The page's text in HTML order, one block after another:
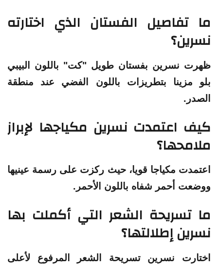
ما تفاصيل الفستان الذي اختارته
نسرين؟
ظهرت نسرين بفستان طويل "كت" باللون البيبي
بلو مزينا بتطريزات باللون الفضي عند منطقة
الصدر.
كيف اعتمدت نسرين مكياجها لإبراز
ملامحها؟
اعتمدت مكياجا قويا، حيث ركزت على رسمة عينيها
ووضعت أحمر شفاه باللون الأحمر.
ما تسريحة الشعر التي أكملت بها
نسرين إطلالتها؟
اختارت نسرين تسريحة الشعر المرفوع لأعلى